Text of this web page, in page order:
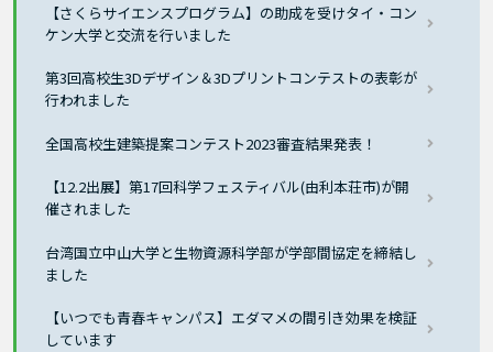
【さくらサイエンスプログラム】の助成を受けタイ・コン
ケン大学と交流を行いました
第3回高校生3Dデザイン＆3Dプリントコンテストの表彰が
行われました
全国高校生建築提案コンテスト2023審査結果発表！
【12.2出展】第17回科学フェスティバル(由利本荘市)が開
催されました
台湾国立中山大学と生物資源科学部が学部間協定を締結し
ました
【いつでも青春キャンパス】エダマメの間引き効果を検証
しています